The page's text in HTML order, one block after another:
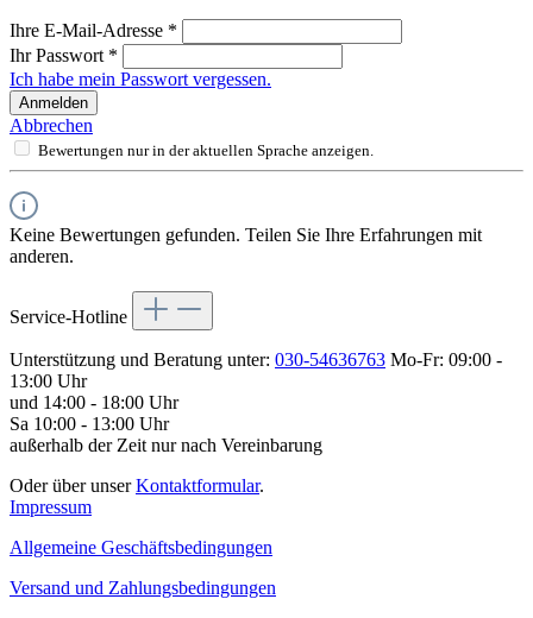
Ihre E-Mail-Adresse *
Ihr Passwort *
Ich habe mein Passwort vergessen.
Anmelden
Abbrechen
Bewertungen nur in der aktuellen Sprache anzeigen.
Keine Bewertungen gefunden. Teilen Sie Ihre Erfahrungen mit
anderen.
Service-Hotline
Unterstützung und Beratung unter: 030-54636763 Mo-Fr: 09:00 -
13:00 Uhr
und 14:00 - 18:00 Uhr
Sa 10:00 - 13:00 Uhr
außerhalb der Zeit nur nach Vereinbarung
Oder über unserKontaktformular.
Impressum
Allgemeine Geschäftsbedingungen
Versand und Zahlungsbedingungen